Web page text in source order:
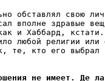
обставлял свою
вполне здравые
и Хаббард,
любой религии или
те, кто его выбрал
не имеет. Де